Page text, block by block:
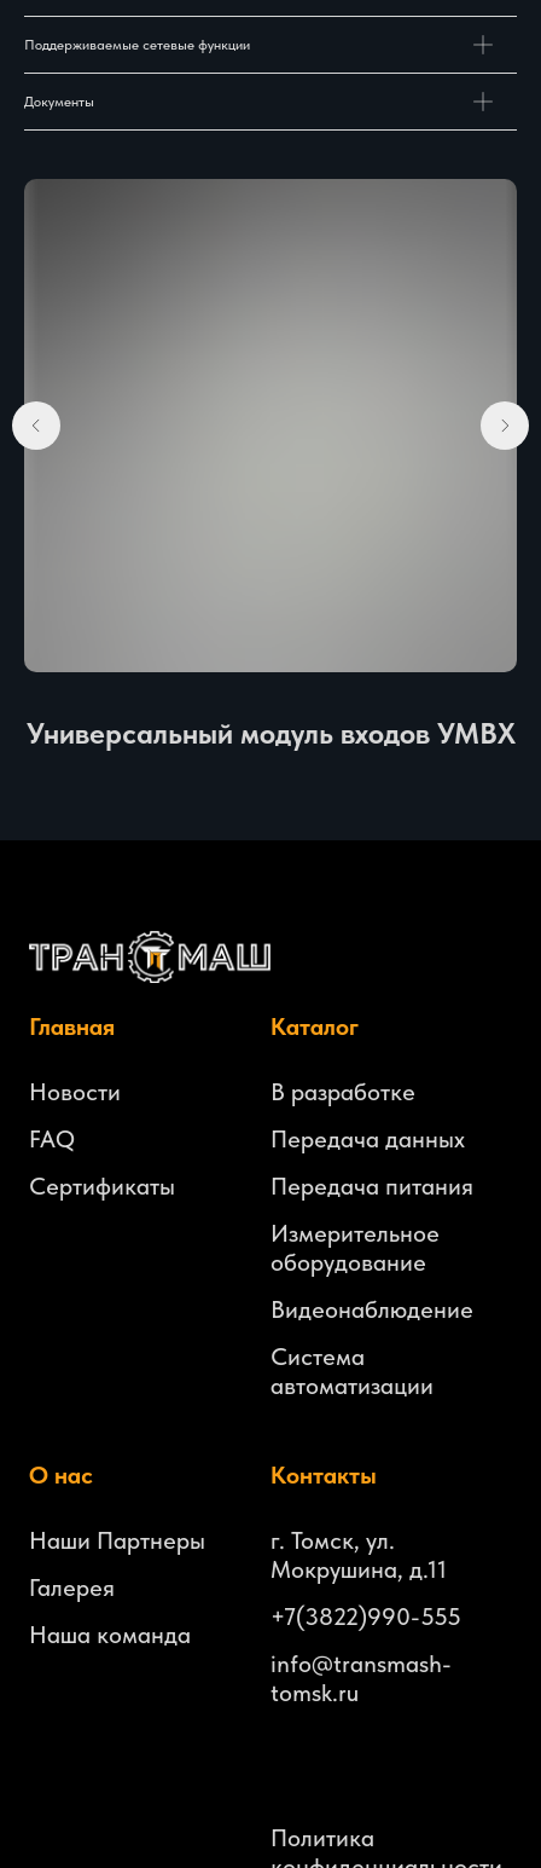
Поддерживаемые сетевые функции
Документы
Универсальный модуль входов УМВХ
Главная
Новости
FAQ
Сертификаты
Каталог
В разработке
Передача данных
Передача питания
Измерительное
оборудование
Видеонаблюдение
Система
автоматизации
О нас
Наши Партнеры
Галерея
Наша команда
Контакты
г. Томск, ул.
Мокрушина, д.11
+7(3822)990-555
info@transmash-
tomsk.ru
Политика